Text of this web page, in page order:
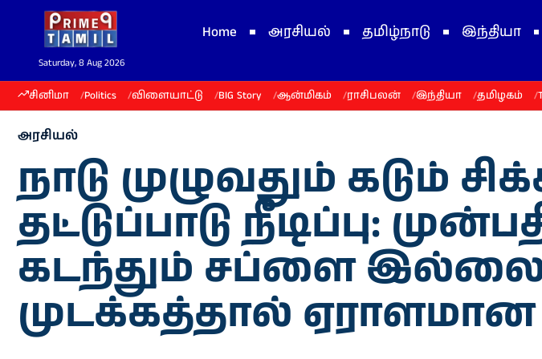
Saturday, 8 Aug 2026
Home அரசியல் தமிழ்நாடு இந்தியா
சினிமா Politics விளையாட்டு BIG Story ஆன்மிகம் ராசிபலன் இந்தியா தமிழகம்
அரசியல்
நாடு முழுவதும் கடும்
தட்டுப்பாடு நீடிப்பு:
கடந்தும் சப்ளை
முடக்கத்தால் ஏராளமான